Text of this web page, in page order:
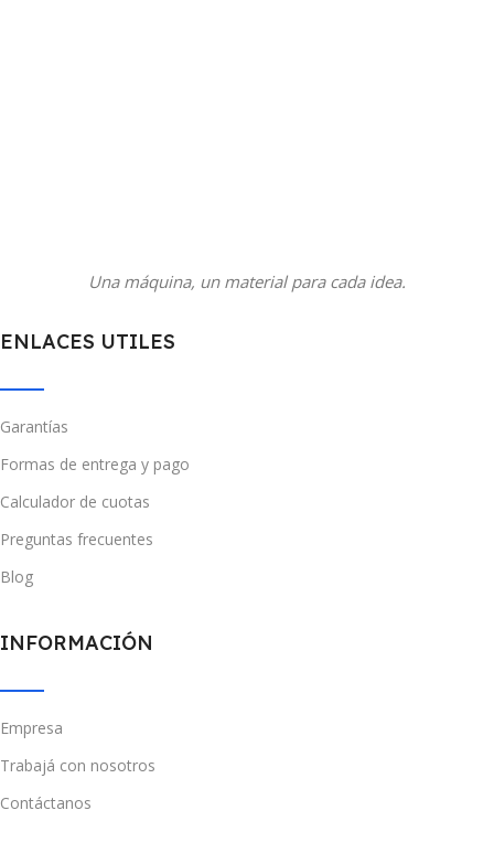
Una máquina, un material para cada idea.
ENLACES UTILES
Garantías
Formas de entrega y pago
Calculador de cuotas
Preguntas frecuentes
Blog
INFORMACIÓN
Empresa
Trabajá con nosotros
Contáctanos